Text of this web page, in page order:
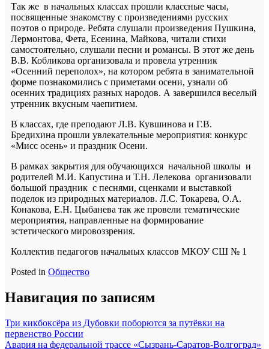
Так же в начальных классах прошли классные часы,
посвященные знакомству с произведениями русских
поэтов о природе. Ребята слушали произведения Пушкина,
Лермонтова, Фета, Есенина, Майкова, читали стихи
самостоятельно, слушали песни и романсы. В этот же день
В.В. Кобликова организовала и провела утренник
«Осенний переполох», на котором ребята в занимательной
форме познакомились с приметами осени, узнали об
осенних традициях разных народов. А завершился веселый
утренник вкусным чаепитием.
В классах, где преподают Л.В. Кувшинова и Г.В.
Бредихина прошли увлекательные мероприятия: конкурс
«Мисс осень» и праздник Осени.
В рамках закрытия для обучающихся начальной школы и
родителей М.И. Капустина и Т.Н. Лелекова организовали
большой праздник с песнями, сценками и выставкой
поделок из природных материалов. Л.С. Токарева, О.А.
Конакова, Е.Н. Цыбанева так же провели тематические
мероприятия, направленные на формирование
эстетического мировоззрения.
Коллектив педагогов начальных классов МКОУ СШ № 1
Posted in Общество
Навигация по записям
Три кикбоксёра из Дубовки поборются за путёвки на
первенство России
Авария на федеральной трассе «Сызрань-Саратов-Волгоград»